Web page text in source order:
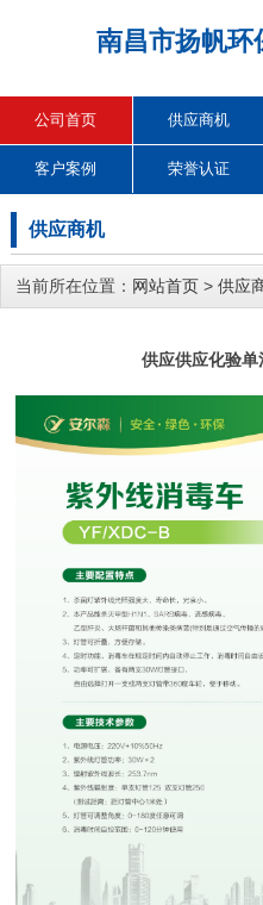
南昌市扬帆环
公司首页 供应商机
客户案例 荣誉认证
供应商机
当前所在位置： 网站首页 > 供应
供应供应化验